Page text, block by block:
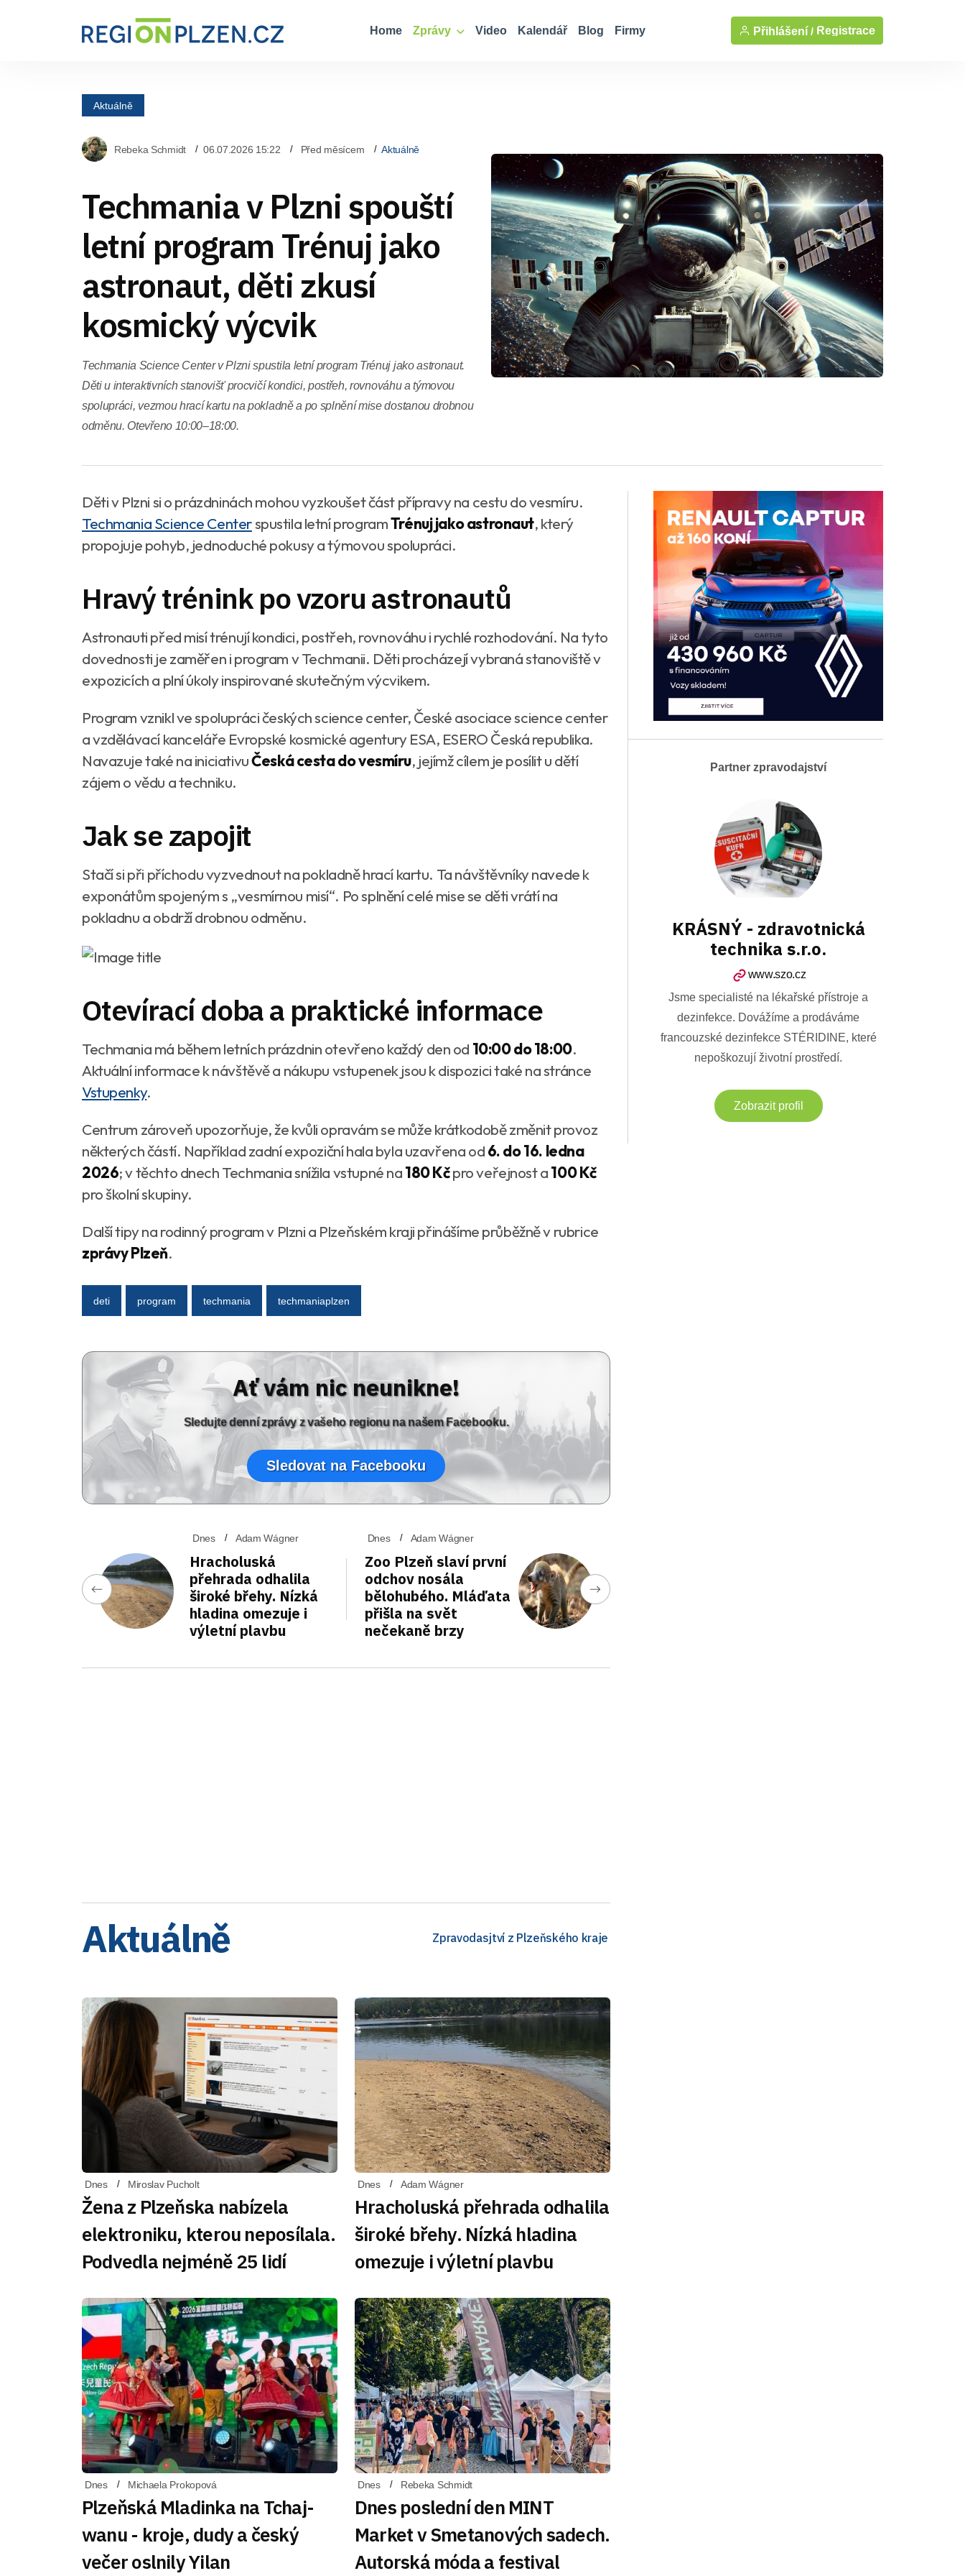
Home Zprávy Video Kalendář Blog Firmy Přihlášení / Registrace
Aktuálně
Rebeka Schmidt 06.07.2026 15:22 Před měsícem Aktuálně
Techmania v Plzni spouští
letní program Trénuj jako
astronaut, děti zkusí
kosmický výcvik
Techmania Science Center v Plzni spustila letní program Trénuj jako astronaut.
Děti u interaktivních stanovišť procvičí kondici, postřeh, rovnováhu a týmovou
spolupráci, vezmou hrací kartu na pokladně a po splnění mise dostanou drobnou
odměnu. Otevřeno 10:00–18:00.
Děti v Plzni si o prázdninách mohou vyzkoušet část přípravy na cestu do vesmíru.
Techmania Science Centerspustila letní programTrénuj jako astronaut, který
propojuje pohyb, jednoduché pokusy a týmovou spolupráci.
Hravý trénink po vzoru astronautů
Astronauti před misí trénují kondici, postřeh, rovnováhu i rychlé rozhodování. Na tyto
dovednosti je zaměřen i program v Techmanii. Děti procházejí vybraná stanoviště v
expozicích a plní úkoly inspirované skutečným výcvikem.
Program vznikl ve spolupráci českých science center, České asociace science center
a vzdělávací kanceláře Evropské kosmické agentury ESA, ESERO Česká republika.
Navazuje také na iniciativuČeská cesta do vesmíru, jejímž cílem je posílit u dětí
zájem o vědu a techniku.
Jak se zapojit
Stačí si při příchodu vyzvednout na pokladně hrací kartu. Ta návštěvníky navede k
exponátům spojeným s „vesmírnou misí“. Po splnění celé mise se děti vrátí na
pokladnu a obdrží drobnou odměnu.
Otevírací doba a praktické informace
Techmania má během letních prázdnin otevřeno každý den od 10:00 do 18:00.
Aktuální informace k návštěvě a nákupu vstupenek jsou k dispozici také na stránce
Vstupenky.
Centrum zároveň upozorňuje, že kvůli opravám se může krátkodobě změnit provoz
některých částí. Například zadní expoziční hala byla uzavřena od6. do 16. ledna
2026; v těchto dnech Techmania snížila vstupné na180 Kčpro veřejnost a100 Kč
pro školní skupiny.
Další tipy na rodinný program v Plzni a Plzeňském kraji přinášíme průběžně v rubrice
zprávy Plzeň.
deti program techmania techmaniaplzen
Ať vám nic neunikne!
Sledujte denní zprávy z vašeho regionu na našem Facebooku.
Sledovat na Facebooku
Dnes Adam Wágner
Hracholuská
přehrada odhalila
široké břehy. Nízká
hladina omezuje i
výletní plavbu
Dnes Adam Wágner
Zoo Plzeň slaví první
odchov nosála
bělohubého. Mláďata
přišla na svět
nečekaně brzy
Aktuálně Zpravodasjtví z Plzeňského kraje
Dnes Miroslav Pucholt
Žena z Plzeňska nabízela
elektroniku, kterou neposílala.
Podvedla nejméně 25 lidí
Dnes Adam Wágner
Hracholuská přehrada odhalila
široké břehy. Nízká hladina
omezuje i výletní plavbu
Dnes Michaela Prokopová
Plzeňská Mladinka na Tchaj-
wanu - kroje, dudy a český
večer oslnily Yilan
Dnes Rebeka Schmidt
Dnes poslední den MINT
Market v Smetanových sadech.
Autorská móda a festival
Partner zpravodajství
KRÁSNÝ - zdravotnická
technika s.r.o.
www.szo.cz
Jsme specialisté na lékařské přístroje a
dezinfekce. Dovážíme a prodáváme
francouzské dezinfekce STÉRIDINE, které
nepoškozují životní prostředí.
Zobrazit profil